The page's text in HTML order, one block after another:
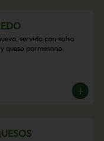
servido con salsa
queso parmesano.